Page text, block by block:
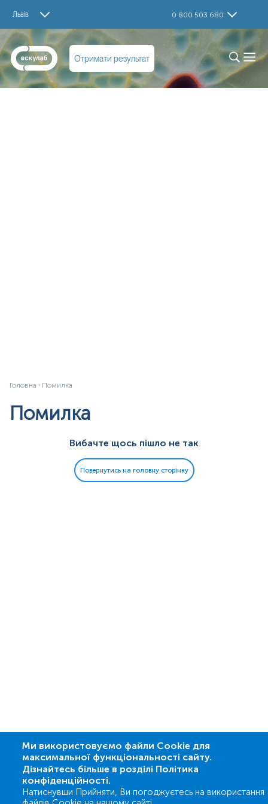
Львів 0 800 503 680
Отримати результат
Головна Помилка
Помилка
Вибачте щось пішло не так
Повернутись на головну сторінку
Ми використовуємо файли Cookie для
максимальної функціональності сайту.
Дізнайтесь більше в розділі Політика
конфіденційності.
Натиснувши Прийняти, Ви погоджуєтесь на використання